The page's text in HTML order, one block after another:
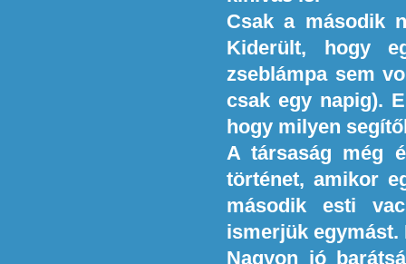
Csak a második
Kiderült, hogy
zseblámpa sem
csak egy napig).
hogy milyen
A társaság még
történet, amikor
második esti
ismerjük egymást.
Nagyon jó